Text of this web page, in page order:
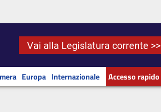
Vai alla Legislatura corrente >>
Europa Internazionale Accesso rapido